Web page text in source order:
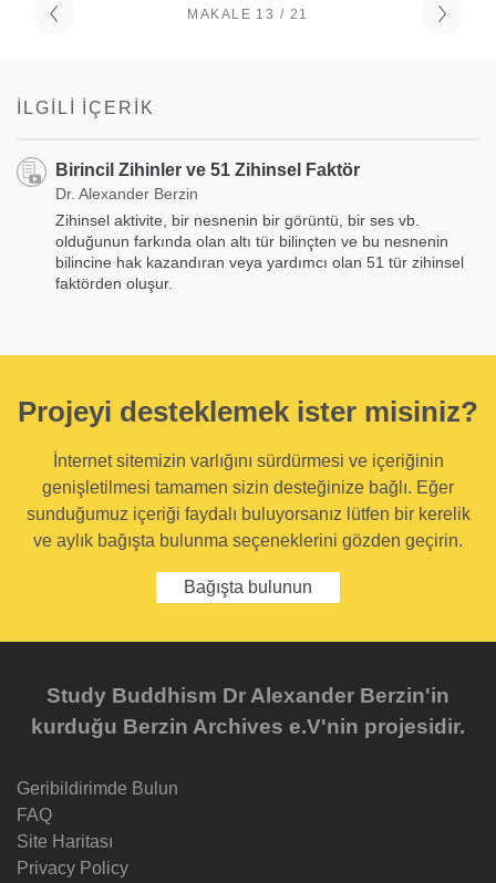
MAKALE 13 / 21
İLGILI İÇERIK
Birincil Zihinler ve 51 Zihinsel Faktör
Dr. Alexander Berzin
Zihinsel aktivite, bir nesnenin bir görüntü, bir ses vb.
olduğunun farkında olan altı tür bilinçten ve bu nesnenin
bilincine hak kazandıran veya yardımcı olan 51 tür zihinsel
faktörden oluşur.
Projeyi desteklemek ister misiniz?
İnternet sitemizin varlığını sürdürmesi ve içeriğinin
genişletilmesi tamamen sizin desteğinize bağlı. Eğer
sunduğumuz içeriği faydalı buluyorsanız lütfen bir kerelik
ve aylık bağışta bulunma seçeneklerini gözden geçirin.
Bağışta bulunun
Study Buddhism Dr Alexander Berzin'in
kurduğu Berzin Archives e.V'nin projesidir.
Geribildirimde Bulun
FAQ
Site Haritası
Privacy Policy